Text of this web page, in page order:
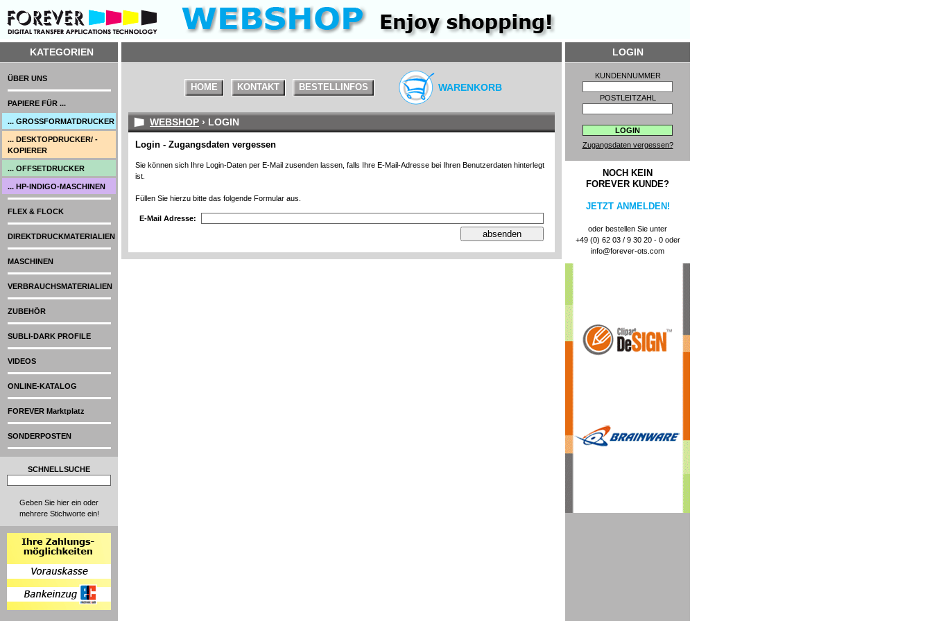
KATEGORIEN
SCHNELLSUCHE
Geben Sie hier ein oder
mehrere Stichworte ein!
HOME KONTAKT BESTELLINFOS WARENKORB
WEBSHOP › LOGIN
Login - Zugangsdaten vergessen
Sie können sich Ihre Login-Daten per E-Mail zusenden lassen, falls Ihre E-Mail-Adresse bei Ihren Benutzerdaten hinterlegt
ist.
Füllen Sie hierzu bitte das folgende Formular aus.
E-Mail Adresse:
LOGIN
KUNDENNUMMER
POSTLEITZAHL
Zugangsdaten vergessen?
NOCH KEIN
FOREVER KUNDE?
JETZT ANMELDEN!
oder bestellen Sie unter
+49 (0) 62 03 / 9 30 20 - 0 oder
info@forever-ots.com
ÜBER UNS
PAPIERE FÜR ...
... GROSSFORMATDRUCKER
... DESKTOPDRUCKER/ -
KOPIERER
... OFFSETDRUCKER
... HP-INDIGO-MASCHINEN
FLEX & FLOCK
DIREKTDRUCKMATERIALIEN
MASCHINEN
VERBRAUCHSMATERIALIEN
ZUBEHÖR
SUBLI-DARK PROFILE
VIDEOS
ONLINE-KATALOG
FOREVER Marktplatz
SONDERPOSTEN